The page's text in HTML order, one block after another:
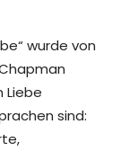
wurde von
Liebe
sind: